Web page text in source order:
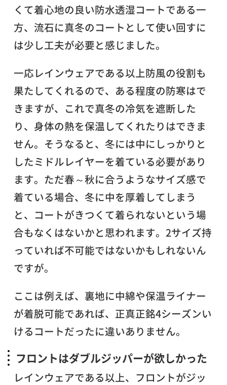
くて着心地の良い防水透湿コートである一
方、流石に真冬のコートとして使い回すに
は少し工夫が必要と感じました。
一応レインウェアである以上防風の役割も
果たしてくれるので、ある程度の防寒はで
きますが、これで真冬の冷気を遮断した
り、身体の熱を保温してくれたりはできま
せん。そうなると、冬には中にしっかりと
したミドルレイヤーを着ている必要があり
ます。ただ春～秋に合うようなサイズ感で
着ている場合、冬に中を厚着してしまう
と、コートがきつくて着られないという場
合もなくはないかと思われます。2サイズ持
っていれば不可能ではないかもしれないん
ですが。
ここは例えば、裏地に中綿や保温ライナー
が着脱可能であれば、正真正銘4シーズンい
けるコートだったに違いありません。
フロントはダブルジッパーが欲しかった
レインウェアである以上、フロントがジッ